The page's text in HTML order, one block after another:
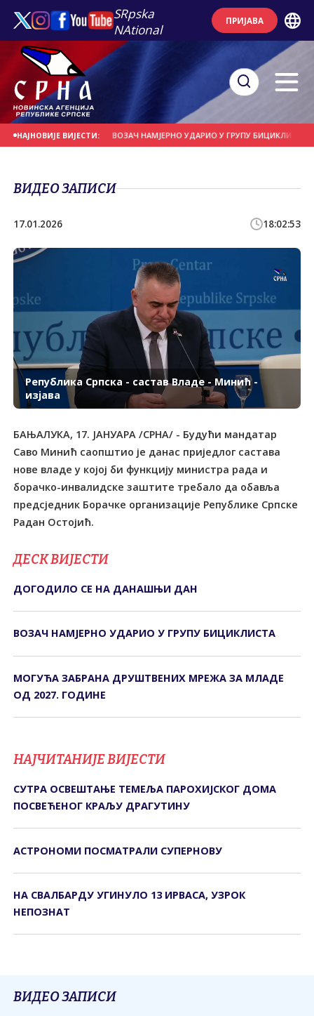
SRpska
NAtional
ПРИЈАВА
НАЈНОВИЈЕ ВИЈЕСТИ:
НА ДАНАШЊИ ДАН ВОЗАЧ НАМЈЕРНО УДАРИО У ГРУПУ БИЦИКЛИСТА
ВИДЕО ЗАПИСИ
17.01.2026 18:02:53
Република Српска - састав Владе - Минић -
изјава
БАЊАЛУКА, 17. ЈАНУАРА /СРНА/ - Будући мандатар
Саво Минић саопштио је данас приједлог састава
нове владе у којој би функцију министра рада и
борачко-инвалидске заштите требало да обавља
предсједник Борачке организације Републике Српске
ДЕСК ВИЈЕСТИ
ДОГОДИЛО СЕ НА ДАНАШЊИ ДАН
ВОЗАЧ НАМЈЕРНО УДАРИО У ГРУПУ БИЦИКЛИСТА
МОГУЋА ЗАБРАНА ДРУШТВЕНИХ МРЕЖА ЗА МЛАДЕ
ОД 2027. ГОДИНЕ
НАЈЧИТАНИЈЕ ВИЈЕСТИ
СУТРА ОСВЕШТАЊЕ ТЕМЕЉА ПАРОХИЈСКОГ ДОМА
ПОСВЕЋЕНОГ КРАЉУ ДРАГУТИНУ
АСТРОНОМИ ПОСМАТРАЛИ СУПЕРНОВУ
НА СВАЛБАРДУ УГИНУЛО 13 ИРВАСА, УЗРОК
НЕПОЗНАТ
ВИДЕО ЗАПИСИ